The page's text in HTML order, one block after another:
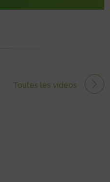
Toutes les vidéos